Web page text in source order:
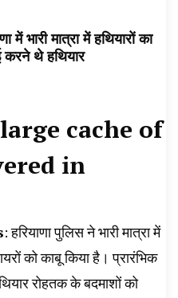
Crime News Today,
Haryana, Weather Alert
Haryana Portet Update
News, Kisan Protest
Abtak Haryana News,
मात्रा में हथियारों का
करने थे हथियार
cache of
in
: हरियाणा पुलिस ने भारी मात्रा में
को काबू किया है। प्रारंभिक
रोहतक के बदमाशों को